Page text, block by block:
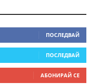
ПОСЛЕДВАЙ
ПОСЛЕДВАЙ
АБОНИРАЙ СЕ